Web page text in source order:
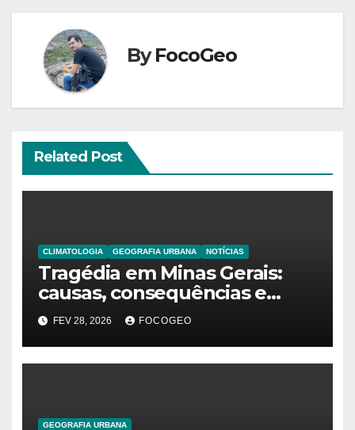
ByFocoGeo
Related Post
CLIMATOLOGIA GEOGRAFIA URBANA NOTÍCIAS
Tragédia em Minas Gerais:
causas, consequências e
explicação do fenômeno que
desencadeou as chuvas
extremas
FEV 28, 2026 FOCOGEO
GEOGRAFIA URBANA